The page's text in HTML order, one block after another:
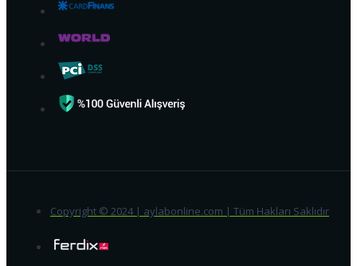
Copyright © 2024 | aylabonline.com | Tüm Hakları Saklıdır